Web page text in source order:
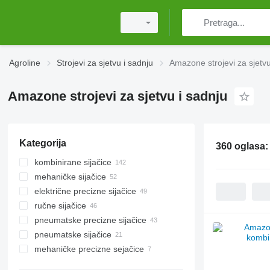
Agroline Strojevi za sjetvu i sadnju Amazone strojevi za
Amazone strojevi za sjetvu i sadnju
Kategorija
kombinirane sijačice
mehaničke sijačice
električne precizne sijačice
ručne sijačice
pneumatske precizne sijačice
pneumatske sijačice
mehaničke precizne sejačice
360 oglasa: